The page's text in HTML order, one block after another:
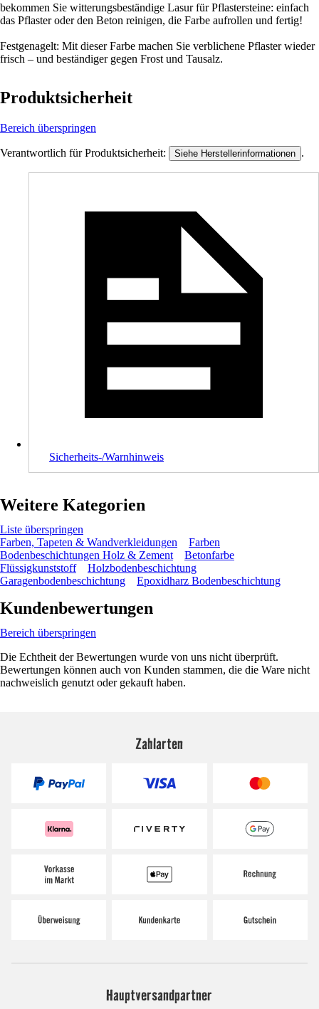
bekommen Sie witterungsbeständige Lasur für Pflastersteine: einfach
das Pflaster oder den Beton reinigen, die Farbe aufrollen und fertig!
Festgenagelt: Mit dieser Farbe machen Sie verblichene Pflaster wieder
frisch – und beständiger gegen Frost und Tausalz.
Produktsicherheit
Bereich überspringen
Verantwortlich für Produktsicherheit: Siehe Herstellerinformationen .
Sicherheits-/Warnhinweis
Weitere Kategorien
Liste überspringen
Farben, Tapeten & Wandverkleidungen
Farben
Bodenbeschichtungen Holz & Zement
Betonfarbe
Flüssigkunststoff
Holzbodenbeschichtung
Garagenbodenbeschichtung
Epoxidharz Bodenbeschichtung
Kundenbewertungen
Bereich überspringen
Die Echtheit der Bewertungen wurde von uns nicht überprüft.
Bewertungen können auch von Kunden stammen, die die Ware nicht
nachweislich genutzt oder gekauft haben.
Zahlarten
Hauptversandpartner